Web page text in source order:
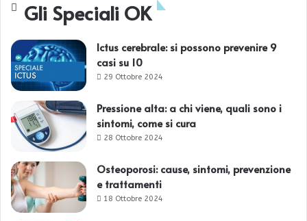
Gli Speciali OK
Ictus cerebrale: si possono prevenire 9
casi su 10
29 Ottobre 2024
Pressione alta: a chi viene, quali sono i
sintomi, come si cura
28 Ottobre 2024
Osteoporosi: cause, sintomi, prevenzione
e trattamenti
18 Ottobre 2024